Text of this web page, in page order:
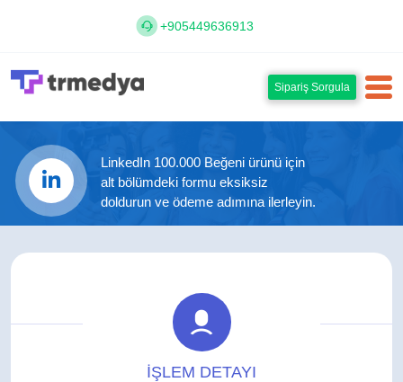
+905449636913
Sipariş Sorgula
LinkedIn 100.000 Beğeni ürünü için
alt bölümdeki formu eksiksiz
doldurun ve ödeme adımına ilerleyin.
İŞLEM DETAYI